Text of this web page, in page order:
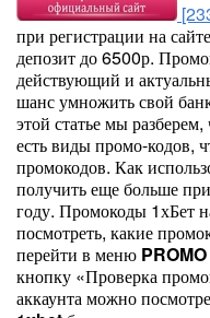
при регистрации на
депозит до 6500р.
действующий и
шанс умножить свой
этой статье мы
есть виды промо-кодов,
промокодов. Как
получить еще больше
году. Промокоды 1хБет
посмотреть, какие
перейти в меню PROMO
кнопку «Проверка
аккаунта можно